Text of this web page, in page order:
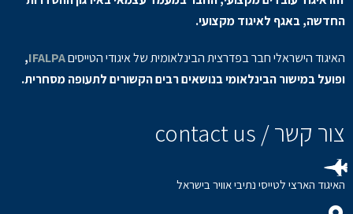
החדשה, באגף לאיגוד מקצועי.
האיגוד הישראלי חבר בפדרצית הבינלאומית של איגודי הטייסיםIFALPA
,
ופועל במישור הבינלאומי בנושאים רבים הקשורים לתעופה מסחרית.
צור קשר / contact us
האיגוד הארצי לטייסי נתיבי אוויר בישראל